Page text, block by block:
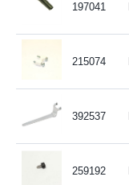
197041
215074
392537
259192